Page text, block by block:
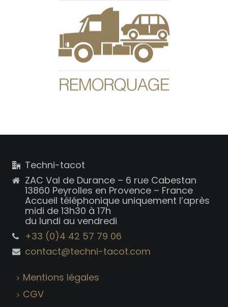
Eloigné de l’atelier ?
En panne ou immobilisé ?
Nous pouvons allez chercher votre véhicule sur
un plateau-remorque.
Contactez-nous
Techni-tacot
ZAC Val de Durance – 6 rue Cabestan
13860 Peyrolles en Provence – France
Accueil téléphonique uniquement l’après
midi de 13h30 à 17h
du lundi au vendredi
+33 (0)4 42 57 79 06
contact@techni-tacot.com
Mentions légales
CGV